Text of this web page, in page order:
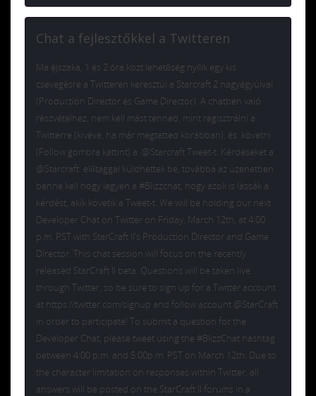
Chat a fejlesztőkkel a Twitteren
Ma éjszaka, 1 és 2 óra közt lehetőség nyílik egy kis
csevegésre a Twitteren keresztül a Starcraft 2 nagyágyúival
(Production Director és Game Director). A chatben való
részvételhez, nem kell mást tenned, mint regisztrálni a
Twitterre (kivéve, ha már megtetted korábban), és követni
(Follow gombra kattint) a @Starcraft Tweet-t. Kérdéseket a
@Starcraft előtaggal küldhettek be, továbbá az üzenetben
benne kell hogy legyen a #Blizzchat, hogy azok is lássák a
kérdést, akik követik a Tweet-t. We will be holding our next
Developer Chat on Twitter on Friday, March 12th, at 4:00
p.m. PST with StarCraft II’s Production Director and Game
Director. This chat session will focus on the recently
released StarCraft II beta. Questions will be taken live
through Twitter, so be sure to sign up for a Twitter account
at https://twitter.com/signup and follow account @StarCraft
in order to participate! To submit a question for the
Developer Chat, please tweet using the #BlizzChat hashtag
between 4:00 p.m. and 5:00p.m. PST on March 12th. Due to
the character limitation on responses within Twitter, all
answers will be posted on the StarCraft II forums in a